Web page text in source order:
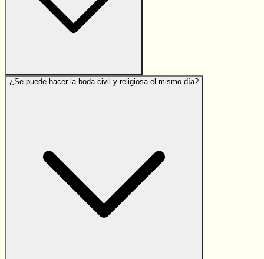
¿Se puede hacer la boda civil y religiosa el mismo día?